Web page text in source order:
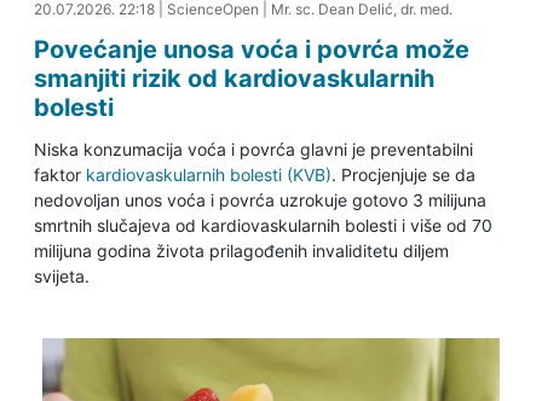
22.07.2026. 16:51
20.07.2026. 22:18| ScienceOpen Mr. sc. Dean Delić, dr. med.
Povećanje unosa voća i povrća može
smanjiti rizik od kardiovaskularnih
bolesti
Niska konzumacija voća i povrća glavni je preventabilni
faktor kardiovaskularnih bolesti (KVB). Procjenjuje se da
nedovoljan unos voća i povrća uzrokuje gotovo 3 milijuna
smrtnih slučajeva od kardiovaskularnih bolesti i više od 70
milijuna godina života prilagođenih invaliditetu diljem
svijeta.